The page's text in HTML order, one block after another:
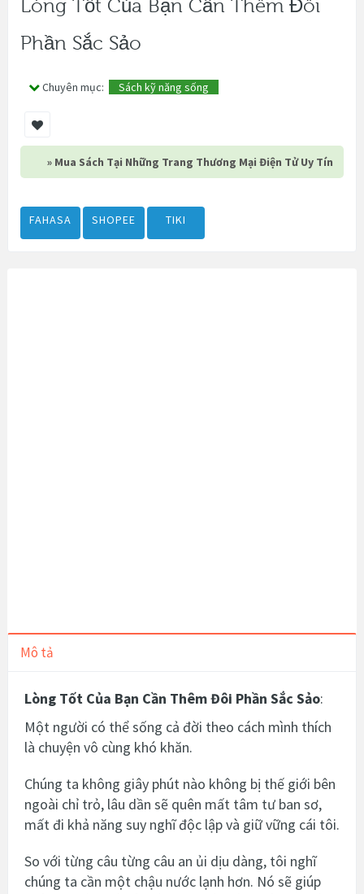
Lòng Tốt Của Bạn Cần Thêm Đôi
Phần Sắc Sảo
Chuyên mục: Sách kỹ năng sống
» Mua Sách Tại Những Trang Thương Mại Điện Tử Uy Tín
FAHASA SHOPEE TIKI
Mô tả
Lòng Tốt Của Bạn Cần Thêm Đôi Phần Sắc Sảo:
Một người có thể sống cả đời theo cách mình thích
là chuyện vô cùng khó khăn.
Chúng ta không giây phút nào không bị thế giới bên
ngoài chỉ trỏ, lâu dần sẽ quên mất tâm tư ban sơ,
mất đi khả năng suy nghĩ độc lập và giữ vững cái tôi.
So với từng câu từng câu an ủi dịu dàng, tôi nghĩ
chúng ta cần một chậu nước lạnh hơn. Nó sẽ giúp